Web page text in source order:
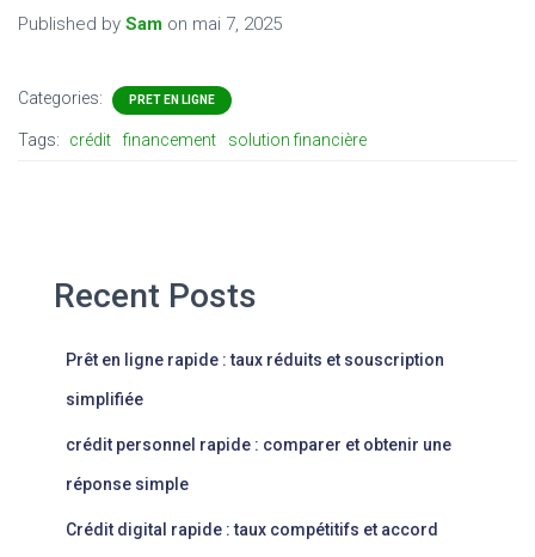
Published by Sam on mai 7, 2025
Categories: PRET EN LIGNE
Tags: crédit financement solution financière
Recent Posts
Prêt en ligne rapide : taux réduits et souscription
simplifiée
crédit personnel rapide : comparer et obtenir une
réponse simple
Crédit digital rapide : taux compétitifs et accord